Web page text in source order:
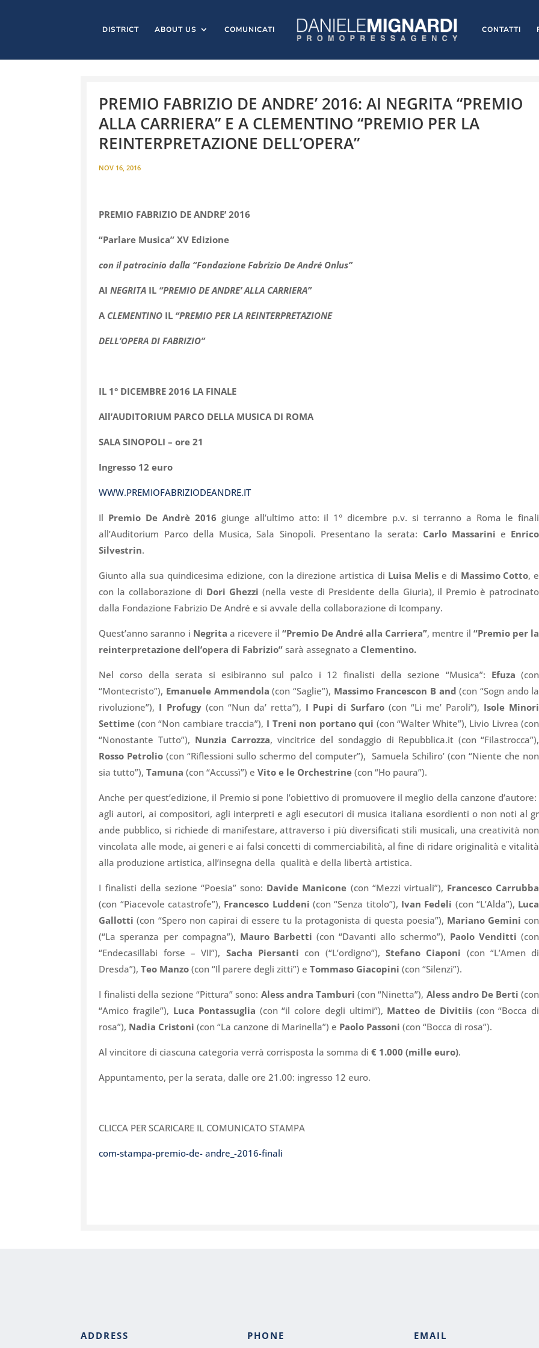
DISTRICT ABOUT US COMUNICATI CONTATTI
PREMIO FABRIZIO DE ANDRE’ 2016: AI NEGRITA “PREMIO
ALLA CARRIERA” E A CLEMENTINO “PREMIO PER LA
REINTERPRETAZIONE DELL’OPERA”
NOV 16, 2016
PREMIO FABRIZIO DE ANDRE’ 2016
“Parlare Musica” XV Edizione
con il patrocinio dalla “Fondazione Fabrizio De André Onlus”
AINEGRITA IL “PREMIO DE ANDRE’ ALLA CARRIERA”
A CLEMENTINO IL “PREMIO PER LA REINTERPRETAZIONE
DELL’OPERA DI FABRIZIO”
IL 1° DICEMBRE 2016 LA FINALE
All’AUDITORIUM PARCO DELLA MUSICA DI ROMA
SALA SINOPOLI – ore 21
Ingresso 12 euro
WWW.PREMIOFABRIZIODEANDRE.IT
Il Premio De Andrè 2016 giunge all’ultimo atto: il 1° dicembre p.v. si terranno a Roma le finali
all’Auditorium Parco della Musica, Sala Sinopoli. Presentano la serata: Carlo Massarini e Enrico
Silvestrin.
Giunto alla sua quindicesima edizione, con la direzione artistica di Luisa Melise di Massimo Cotto, e
con la collaborazione di Dori Ghezzi (nella veste di Presidente della Giuria), il Premio è patrocinato
dalla Fondazione Fabrizio De André e si avvale della collaborazione di Icompany.
Quest’anno saranno i Negrita a ricevere il “Premio De André alla Carriera”, mentre il“Premio per la
reinterpretazione dell’opera di Fabrizio” sarà assegnato a Clementino.
Nel corso della serata si esibiranno sul palco i 12 finalisti della sezione “Musica”: Efuza(con
“Montecristo”), Emanuele Ammendola(con “Saglie”), Massimo Francescon B and (con “Sogn ando la
rivoluzione”), I Profugy(con “Nun da’ retta”), I Pupi di Surfaro(con “Li me’ Paroli”), Isole Minori
Settime (con “Non cambiare traccia”), I Treni non portano qui (con “Walter White”), Livio Livrea (con
“Nonostante Tutto”), Nunzia Carrozza, vincitrice del sondaggio di Repubblica.it (con “Filastrocca”),
Rosso Petrolio (con “Riflessioni sullo schermo del computer”), Samuela Schiliro’ (con “Niente che non
sia tutto”),Tamuna (con “Accussì”) eVito e le Orchestrine (con “Ho paura”).
Anche per quest’edizione, il Premio si pone l’obiettivo di promuovere il meglio della canzone d’autore:
agli autori, ai compositori, agli interpreti e agli esecutori di musica italiana esordienti o non noti al gr
ande pubblico, si richiede di manifestare, attraverso i più diversificati stili musicali, una creatività non
vincolata alle mode, ai generi e ai falsi concetti di commerciabilità, al fine di ridare originalità e vitalità
alla produzione artistica, all’insegna della qualità e della libertà artistica.
I finalisti della sezione “Poesia” sono: Davide Manicone (con “Mezzi virtuali”), Francesco Carrubba
(con “Piacevole catastrofe”), Francesco Luddeni (con “Senza titolo”), Ivan Fedeli (con “L’Alda”), Luca
Gallotti (con “Spero non capirai di essere tu la protagonista di questa poesia”), Mariano Gemini con
(“La speranza per compagna”), Mauro Barbetti (con “Davanti allo schermo”), Paolo Venditti (con
“Endecasillabi forse – VII”), Sacha Piersanti con (“L’ordigno”), Stefano Ciaponi (con “L’Amen di
Dresda”),Teo Manzo (con “Il parere degli zitti”) eTommaso Giacopini (con “Silenzi”).
I finalisti della sezione “Pittura” sono: Aless andra Tamburi (con “Ninetta”), Aless andro De Berti (con
“Amico fragile”), Luca Pontassuglia (con “il colore degli ultimi”), Matteo de Divitiis(con “Bocca di
rosa”), Nadia Cristoni (con “La canzone di Marinella”) e Paolo Passoni (con “Bocca di rosa”).
Al vincitore di ciascuna categoria verrà corrisposta la somma di€ 1.000 (mille euro).
Appuntamento, per la serata, dalle ore 21.00: ingresso 12 euro.
CLICCA PER SCARICARE IL COMUNICATO STAMPA
com-stampa-premio-de- andre_-2016-finali
ADDRESS PHONE EMAIL